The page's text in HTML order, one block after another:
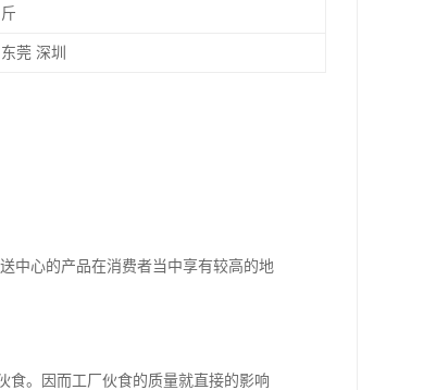
斤
东莞 深圳
中心的产品在消费者当中享有较高的地
食。因而工厂伙食的质量就直接的影响